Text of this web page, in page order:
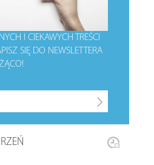
I CIEKAWYCH TREŚCI
SIĘ DO NEWSLETTERA